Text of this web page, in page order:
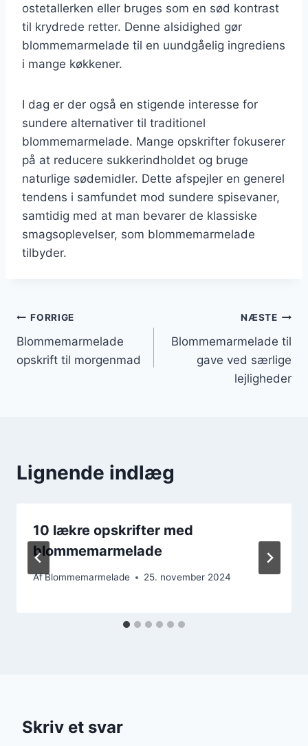
ostetallerken eller bruges som en sød kontrast
til krydrede retter. Denne alsidighed gør
blommemarmelade til en uundgåelig ingrediens
i mange køkkener.
I dag er der også en stigende interesse for
sundere alternativer til traditionel
blommemarmelade. Mange opskrifter fokuserer
på at reducere sukkerindholdet og bruge
naturlige sødemidler. Dette afspejler en generel
tendens i samfundet mod sundere spisevaner,
samtidig med at man bevarer de klassiske
smagsoplevelser, som blommemarmelade
tilbyder.
Indlægsnavigation
FORRIGE
Blommemarmelade
opskrift til morgenmad
NÆSTE
Blommemarmelade til
gave ved særlige
lejligheder
Lignende indlæg
10 lækre opskrifter med
blommemarmelade
AfBlommemarmelade 25. november 2024
Skriv et svar